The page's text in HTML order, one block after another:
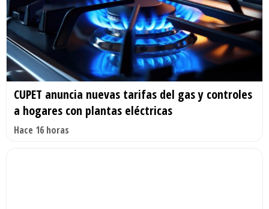
CUPET anuncia nuevas tarifas del gas y controles
a hogares con plantas eléctricas
Hace 16 horas